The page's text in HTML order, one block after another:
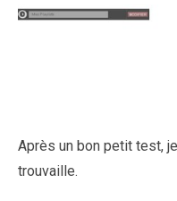
Après un bon petit test,
trouvaille.